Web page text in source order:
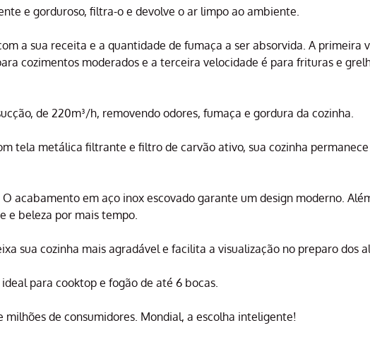
e gorduroso, filtra-o e devolve o ar limpo ao ambiente.
a sua receita e a quantidade de fumaça a ser absorvida. A primeira
cozimentos moderados e a terceira velocidade é para frituras e
de 220m³/h, removendo odores, fumaça e gordura da cozinha.
tela metálica filtrante e filtro de carvão ativo, sua cozinha
acabamento em aço inox escovado garante um design moderno.
e beleza por mais tempo.
sua cozinha mais agradável e facilita a visualização no preparo dos
para cooktop e fogão de até 6 bocas.
milhões de consumidores. Mondial, a escolha inteligente!